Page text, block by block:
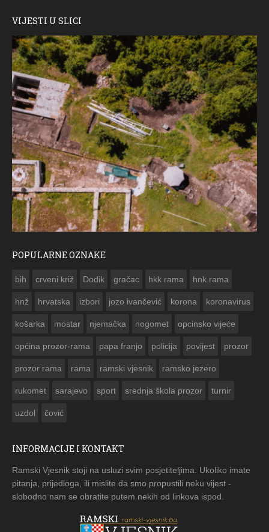
VIJESTI U SLICI
POPULARNE OZNAKE
bih crveni križ Dodik gračac hkk rama hnk rama
hnž hrvatska izbori jozo ivančević korona koronavirus
košarka mostar njemačka nogomet opcinsko vijeće
općina prozor-rama papa franjo policija povijest prozor
prozor rama rama ramski vjesnik ramsko jezero
rukomet sarajevo sport srednja škola prozor turnir
uzdol čović
INFORMACIJE I KONTAKT
Ramski Vjesnik stoji na usluzi svim posjetiteljima. Ukoliko imate
pitanja, prijedloga, ili mislite da smo propustili neku vijest -
slobodno nam se obratite putem nekih od linkova ispod.